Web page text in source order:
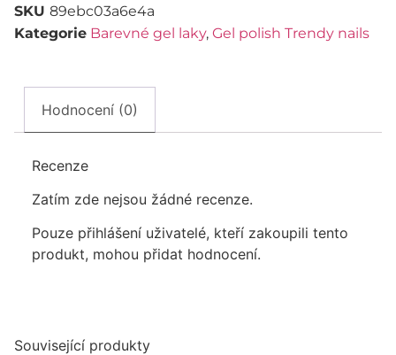
SKU 89ebc03a6e4a
Kategorie Barevné gel laky, Gel polish Trendy nails
Hodnocení (0)
Recenze
Zatím zde nejsou žádné recenze.
Pouze přihlášení uživatelé, kteří zakoupili tento
produkt, mohou přidat hodnocení.
Související produkty